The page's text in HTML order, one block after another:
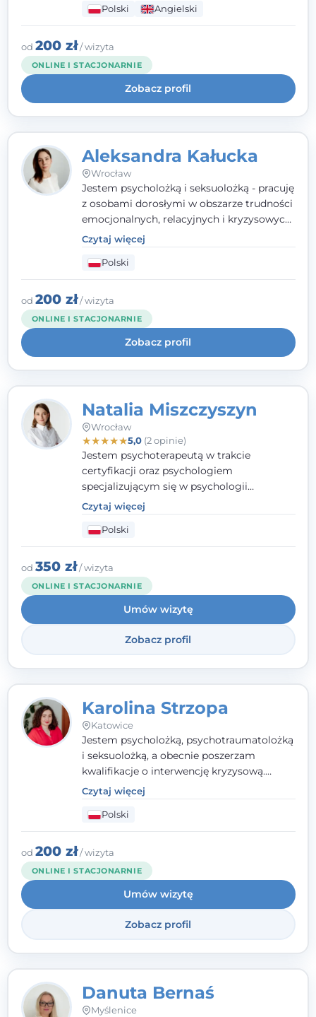
wypalenia zawodowego. Pracuję w języku
polskim i angielskim, w podejściu
humanistycznym, opartym na
partnerstwie i podmiotowości klienta.
Polski Angielski
od 200 zł/ wizyta
ONLINE I STACJONARNIE
Zobacz profil
Aleksandra Kałucka
Wrocław
Jestem psycholożką i seksuolożką - pracuję
z osobami dorosłymi w obszarze trudności
emocjonalnych, relacyjnych i kryzysowych,
w tym z osobami po doświadczeniach
przemocy. Ukończyłam psychologię
kliniczną oraz studia podyplomowe z
interwencji kryzysowej i seksuologii
klinicznej na SWPS we Wrocławiu. W pracy
kieruję się empatią, etyką zawodową i
uważnością na potrzeby klienta.
Czytaj więcej
Polski
od 200 zł/ wizyta
ONLINE I STACJONARNIE
Zobacz profil
Natalia Miszczyszyn
Wrocław
★★★★★5,0(2 opinie)
Jestem psychoterapeutą w trakcie
certyfikacji oraz psychologiem
specjalizującym się w psychologii
klinicznej. Ukończyłam również studia
podyplomowe z Praktycznej Diagnozy
Psychologicznej. Aktywnie uczestniczę w
działalności Polskiego Towarzystwa
Psychiatrycznego oraz Polskiego
Towarzystwa Psychologicznego, a także
jestem członkiem nadzwyczajnym
Wielkopolskiego Towarzystwa Terapii
Systemowej.
Czytaj więcej
Polski
od 350 zł/ wizyta
ONLINE I STACJONARNIE
Umów wizytę
Zobacz profil
Karolina Strzopa
Katowice
Jestem psycholożką, psychotraumatolożką
i seksuolożką, a obecnie poszerzam
kwalifikacje o interwencję kryzysową.
Pracuję w nurcie terapii trzeciej fali, łącząc
metody o potwierdzonej skuteczności.
Towarzyszę młodzieży, dorosłym i parom w
radzeniu sobie z bolesnymi
doświadczeniami tak, by mogli żyć pełniej.
Czytaj więcej
Polski
od 200 zł/ wizyta
ONLINE I STACJONARNIE
Umów wizytę
Zobacz profil
Danuta Bernaś
Myślenice